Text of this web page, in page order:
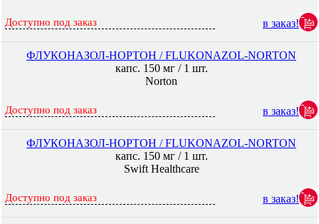
Доступно под заказ в заказ!
ФЛУКОНАЗОЛ-НОРТОН / FLUKONAZOL-NORTON
капс. 150 мг / 1 шт.
Norton
Доступно под заказ в заказ!
ФЛУКОНАЗОЛ-НОРТОН / FLUKONAZOL-NORTON
капс. 150 мг / 1 шт.
Swift Healthcare
Доступно под заказ в заказ!